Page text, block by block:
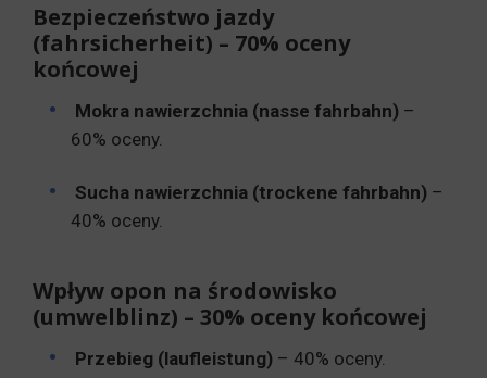
Bezpieczeństwo jazdy
(fahrsicherheit) – 70% oceny
końcowej
Mokra nawierzchnia (nasse fahrbahn) –
60% oceny.
Sucha nawierzchnia (trockene fahrbahn) –
40% oceny.
Wpływ opon na środowisko
(umwelblinz) – 30% oceny końcowej
Przebieg (laufleistung) – 40% oceny.